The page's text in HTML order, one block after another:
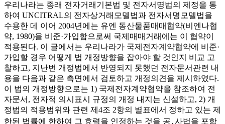
우리나라는 종래 전자거래기본법 및 전자서명법의 제정을 통
하여 UNCITRAL의 전자상거래모델법과 전자서명모델법을
수용한 데 이어 2004년에는 유엔 동산물품매매협약(비엔나협
약, 1980)을 비준·가입함으로써 국제매매거래에는 이 협약이
적용된다. 이 글에서는 우리나라가 국제전자계약협약에 비준·
가입할 경우 어떻게 법 개정방향을 잡아야 할 것인지 비교 고
찰하고, 지난번 개정법에서 반영되지 못했던 전자문서관련 내
용을 다음과 같은 측면에서 검토하고 개정의견을 제시하였다.
이 법의 개정방향으로는 1) 국제전자계약협약을 참조하여 전
자문서, 전자적 의시표시 규정의 개정 내지는 신설하고, 2) 개
정법의 적용범위와 관련 제4조 2항의 별표에서 정하고 있는 제
한된 법률에 한하여 그 효력을 인정하는 것을 공․사법을 포함